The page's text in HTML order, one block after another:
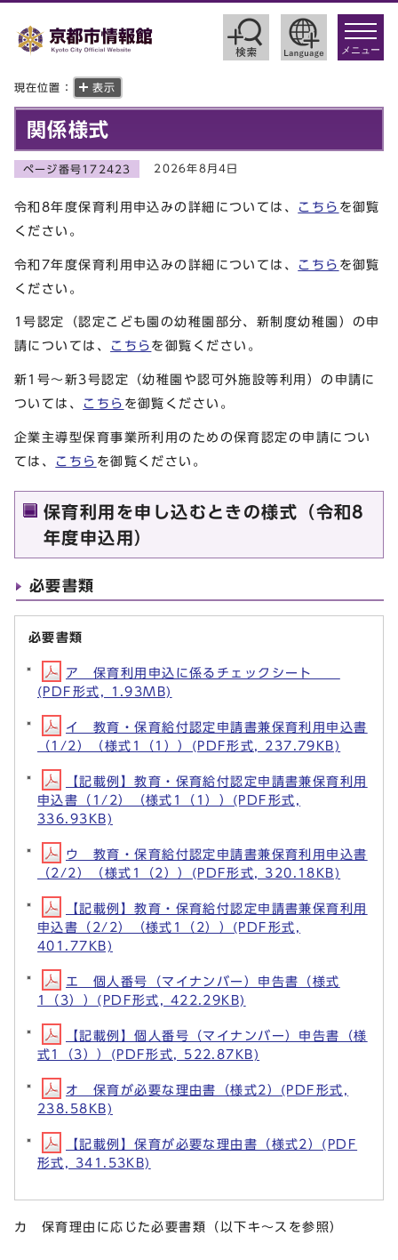
toggle
メニュー
現在位置： 表示
関係様式
ページ番号172423 2026年8月4日
令和8年度保育利用申込みの詳細については、 こちら を御覧
ください。
令和7年度保育利用申込みの詳細については、 こちら を御覧
ください。
1号認定（認定こども園の幼稚園部分、新制度幼稚園）の申
請については、
こちら を御覧ください。
新1号～新3号認定（幼稚園や認可外施設等利用）の申請に
ついては、
こちら を御覧ください。
企業主導型保育事業所利用のための保育認定の申請につい
ては、
こちら を御覧ください。
保育利用を申し込むときの様式（令和8
年度申込用）
必要書類
必要書類
ア 保育利用申込に係るチェックシート
(PDF形式, 1.93MB)
イ 教育・保育給付認定申請書兼保育利用申込書
（1/2）（様式1（1））(PDF形式, 237.79KB)
【記載例】教育・保育給付認定申請書兼保育利用
申込書（1/2）（様式1（1））(PDF形式,
336.93KB)
ウ 教育・保育給付認定申請書兼保育利用申込書
（2/2）（様式1（2））(PDF形式, 320.18KB)
【記載例】教育・保育給付認定申請書兼保育利用
申込書（2/2）（様式1（2））(PDF形式,
401.77KB)
エ 個人番号（マイナンバー）申告書（様式
1（3））(PDF形式, 422.29KB)
【記載例】個人番号（マイナンバー）申告書（様
式1（3））(PDF形式, 522.87KB)
オ 保育が必要な理由書（様式2）(PDF形式,
238.58KB)
【記載例】保育が必要な理由書（様式2）(PDF
形式, 341.53KB)
カ 保育理由に応じた必要書類（以下キ～スを参照）